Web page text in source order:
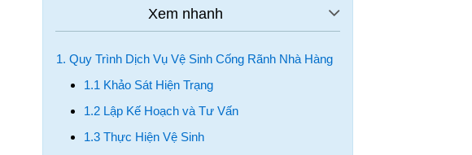
1. Quy Trình Dịch Vụ Vệ Sinh Cống Rãnh Nhà Hàng
1.1 Khảo Sát Hiện Trạng
1.2 Lập Kế Hoạch và Tư Vấn
1.3 Thực Hiện Vệ Sinh